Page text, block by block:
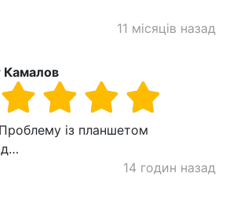
11 місяців назад
Камалов
із планшетом
14 годин назад